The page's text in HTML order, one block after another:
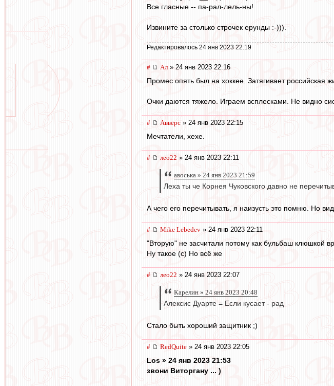
Все гласные -- па-рал-лель-ны!
Извините за столько строчек ерунды :-))).
Редактировалось 24 янв 2023 22:19
# Ал» 24 янв 2023 22:16
Промес опять был на хоккее. Затягивает российская
Очки даются тяжело. Играем всплесками. Не видно
# Авверс » 24 янв 2023 22:15
Мечтатели, хехе.
# лео22 » 24 янв 2023 22:11
авоська » 24 янв 2023 21:59
Леха ты че Корнея Чуковского давно не
А чего его перечитывать, я наизусть это помню. Но
# Mike Lebedev » 24 янв 2023 22:11
"Вторую" не засчитали потому как бульбаш клюшкой
Ну такое (с) Но всё же
# лео22 » 24 янв 2023 22:07
Карелин » 24 янв 2023 20:48
Алексис Дуарте = Если кусает - рад
Стало быть хороший защитник ;)
# RedQuite » 24 янв 2023 22:05
Los » 24 янв 2023 21:53
звони Виторгану ... )